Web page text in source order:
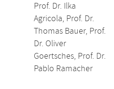
Prof. Dr. Ilka
Agricola, Prof. Dr.
Thomas Bauer, Prof.
Dr. Oliver
Goertsches, Prof. Dr.
Pablo Ramacher